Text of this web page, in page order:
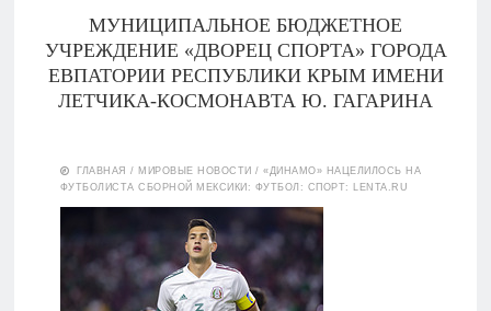
МУНИЦИПАЛЬНОЕ БЮДЖЕТНОЕ
УЧРЕЖДЕНИЕ «ДВОРЕЦ СПОРТА» ГОРОДА
ЕВПАТОРИИ РЕСПУБЛИКИ КРЫМ ИМЕНИ
ЛЕТЧИКА-КОСМОНАВТА Ю. ГАГАРИНА
Документы
Контакты
ГЛАВНАЯ / МИРОВЫЕ НОВОСТИ /«ДИНАМО» НАЦЕЛИЛОСЬ НА
ФУТБОЛИСТА СБОРНОЙ МЕКСИКИ: ФУТБОЛ: СПОРТ: LENTA.RU